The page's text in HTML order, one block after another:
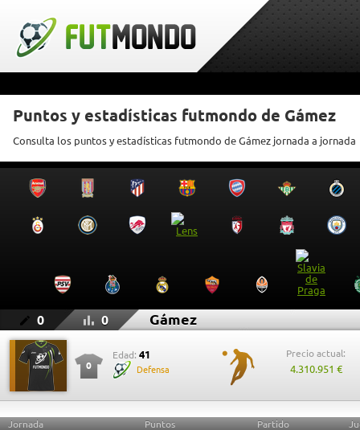
Puntos y estadísticas futmondo de Gámez
Consulta los puntos y estadísticas futmondo de Gámez jornada a jornada
0 0 Gámez
0
Edad: 41
Defensa
Precio actual:
4.310.951 €
Jornada Puntos Partido